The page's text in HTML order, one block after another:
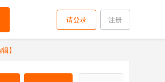
注册
请登录
】